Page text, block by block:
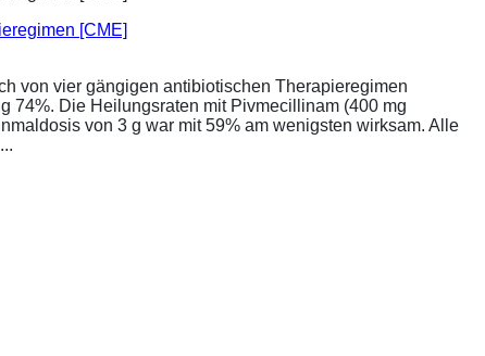
[CME]
von vier gängigen antibiotischen Therapieregimen
74%. Die Heilungsraten mit Pivmecillinam (400 mg
von 3 g war mit 59% am wenigsten wirksam. Alle